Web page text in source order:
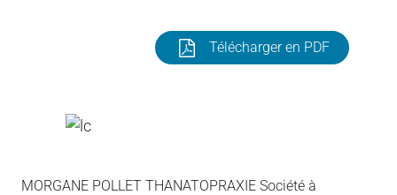
Télécharger en PDF
MORGANE POLLET THANATOPRAXIE Société à